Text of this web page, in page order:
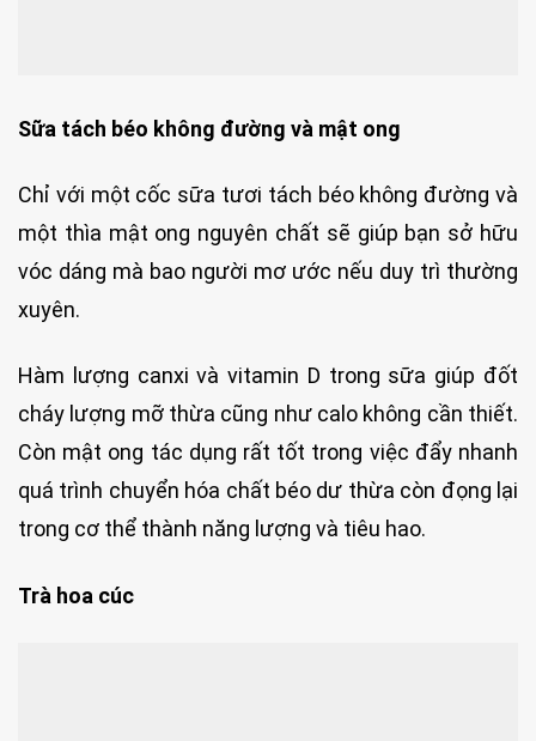
Sữa tách béo không đường và mật ong
Chỉ với một cốc sữa tươi tách béo không đường và
một thìa mật ong nguyên chất sẽ giúp bạn sở hữu
vóc dáng mà bao người mơ ước nếu duy trì thường
xuyên.
Hàm lượng canxi và vitamin D trong sữa giúp đốt
cháy lượng mỡ thừa cũng như calo không cần thiết.
Còn mật ong tác dụng rất tốt trong việc đẩy nhanh
quá trình chuyển hóa chất béo dư thừa còn đọng lại
trong cơ thể thành năng lượng và tiêu hao.
Trà hoa cúc